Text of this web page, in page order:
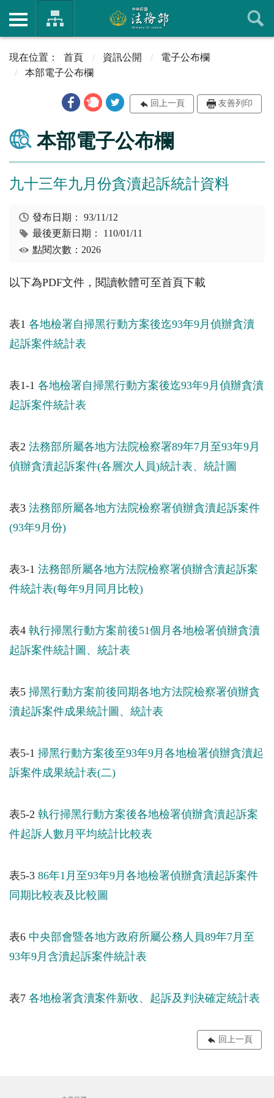
首頁 資訊公開
電子公布欄
本部電子公布欄
回上一頁 友善列印
本部電子公布欄
九十三年九月份貪瀆起訴統計資料
發布日期：93/11/12
最後更新日期： 110/01/11
點閱次數：2026
以下為PDF文件，閱讀軟體可至首頁下載
表1 各地檢署自掃黑行動方案後迄93年9月偵辦貪瀆
起訴案件統計表
表1-1 各地檢署自掃黑行動方案後迄93年9月偵辦貪瀆
起訴案件統計表
表2 法務部所屬各地方法院檢察署89年7月至93年9月
偵辦貪瀆起訴案件(各層次人員)統計表、統計圖
表3 法務部所屬各地方法院檢察署偵辦貪瀆起訴案件
(93年9月份)
表3-1 法務部所屬各地方法院檢察署偵辦含瀆起訴案
件統計表(每年9月同月比較)
表4 執行掃黑行動方案前後51個月各地檢署偵辦貪瀆
起訴案件統計圖、統計表
表5 掃黑行動方案前後同期各地方法院檢察署偵辦貪
瀆起訴案件成果統計圖、統計表
表5-1 掃黑行動方案後至93年9月各地檢署偵辦貪瀆起
訴案件成果統計表(二)
表5-2 執行掃黑行動方案後各地檢署偵辦貪瀆起訴案
件起訴人數月平均統計比較表
表5-3 86年1月至93年9月各地檢署偵辦貪瀆起訴案件
同期比較表及比較圖
表6 中央部會暨各地方政府所屬公務人員89年7月至
93年9月含瀆起訴案件統計表
表7 各地檢署貪瀆案件新收、起訴及判決確定統計表
回上一頁